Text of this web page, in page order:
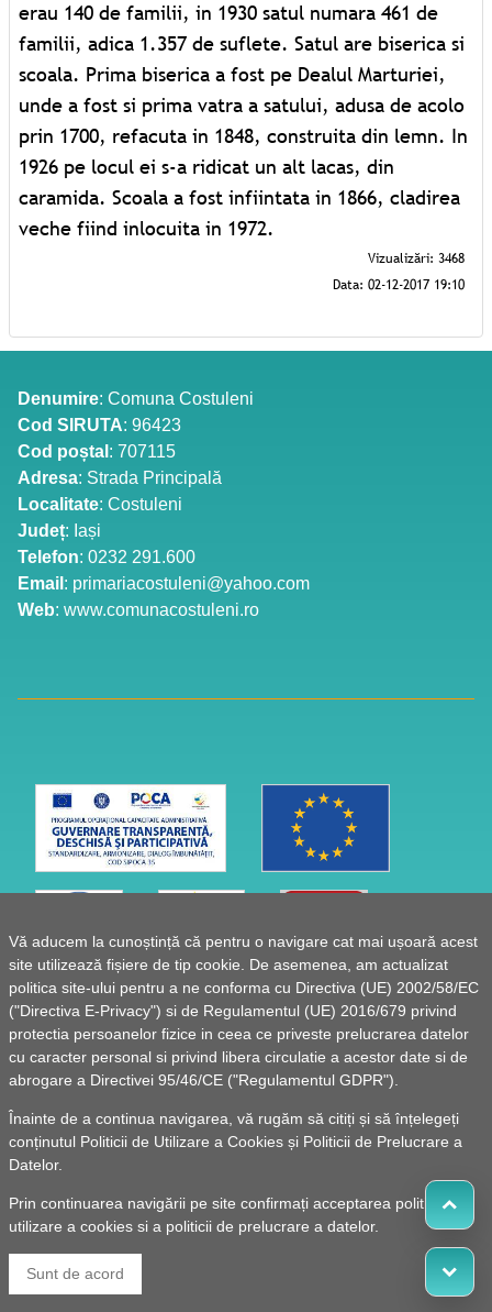
Vă aducem la cunoștință că pentru o navigare cat mai ușoară acest
site utilizează fișiere de tip cookie. De asemenea, am actualizat
politica site-ului pentru a ne conforma cu Directiva (UE) 2002/58/EC
("Directiva E-Privacy") si de Regulamentul (UE) 2016/679 privind
protectia persoanelor fizice in ceea ce priveste prelucrarea datelor
cu caracter personal si privind libera circulatie a acestor date si de
abrogare a Directivei 95/46/CE ("Regulamentul GDPR").
Înainte de a continua navigarea, vă rugăm să citiți și să înțelegeți
conținutul Politicii de Utilizare a Cookies și Politicii de Prelucrare a
Datelor.
Prin continuarea navigării pe site confirmați acceptarea politicii de
utilizare a cookies si a politicii de prelucrare a datelor.
Sunt de acord
erau 140 de familii, in 1930 satul numara 461 de
familii, adica 1.357 de suflete. Satul are biserica si
scoala. Prima biserica a fost pe Dealul Marturiei,
unde a fost si prima vatra a satului, adusa de acolo
prin 1700, refacuta in 1848, construita din lemn. In
1926 pe locul ei s-a ridicat un alt lacas, din
caramida. Scoala a fost infiintata in 1866, cladirea
veche fiind inlocuita in 1972.
Denumire: Comuna Costuleni
Cod SIRUTA: 96423
Cod poștal : 707115
Adresa: Strada Principală
Localitate: Costuleni
Județ: Iași
Telefon: 0232 291.600
Email : primariacostuleni@yahoo.com
Web: www.comunacostuleni.ro
© 2010 -Powered by Pancarpatica Invest
Termeni de